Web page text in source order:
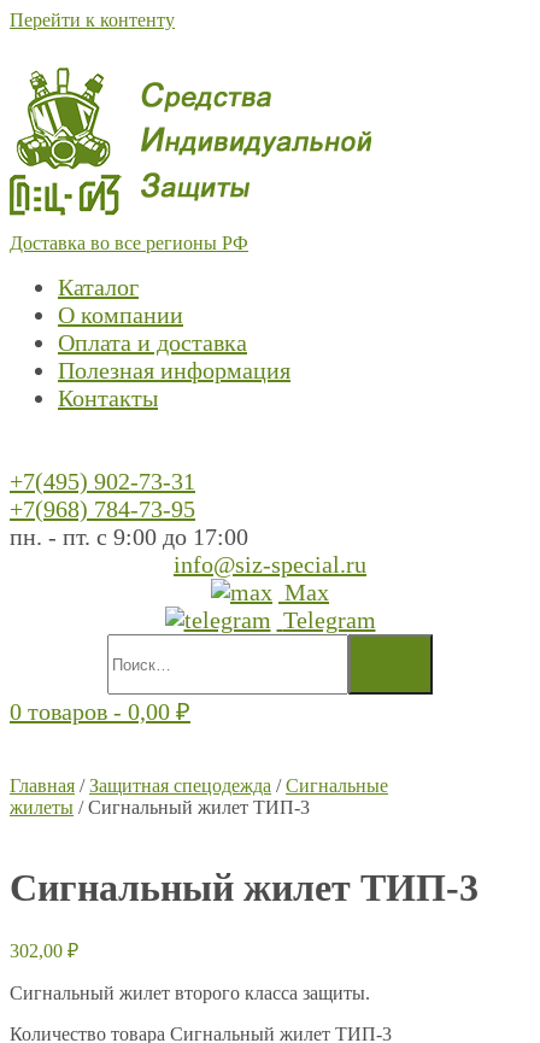
Перейти к контенту
Доставка во все регионы РФ
Каталог
О компании
Оплата и доставка
Полезная информация
Контакты
+7(495) 902-73-31
+7(968) 784-73-95
пн. - пт. с 9:00 до 17:00
info@siz-special.ru
Max
Telegram
0 товаров - 0,00 ₽
Главная /Защитная спецодежда /Сигнальные
жилеты / Сигнальный жилет ТИП-3
Сигнальный жилет ТИП-3
302,00 ₽
Сигнальный жилет второго класса защиты.
Количество товара Сигнальный жилет ТИП-3